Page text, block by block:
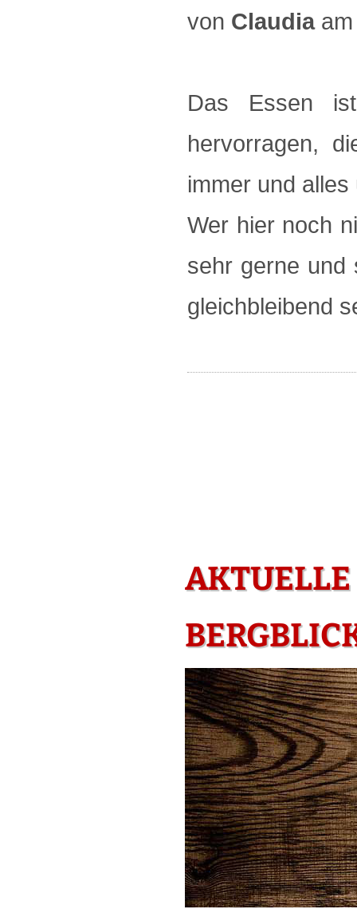
von Claudiaam
Das Essen
hervorragen,
immer und
Wer hier noch
sehr gerne und
gleichbleibend
AKTUELLE